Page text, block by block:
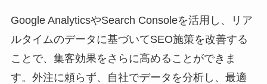
Google AnalyticsやSearch Consoleを活用し、リア
ルタイムのデータに基づいてSEO施策を改善する
ことで、集客効果をさらに高めることができま
す。外注に頼らず、自社でデータを分析し、最適